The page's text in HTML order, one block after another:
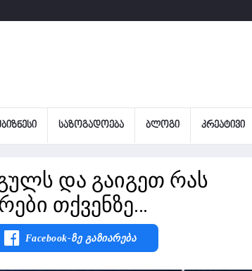
ᲡᲐᲖᲝᲒᲐᲓᲝᲔᲑᲐ ᲑᲚᲝᲒᲘ ᲙᲠᲔᲐᲢᲘᲕᲘ
და გაიგეთ რას
თქვენზე…
Facebook-Ზე Გაზიარება